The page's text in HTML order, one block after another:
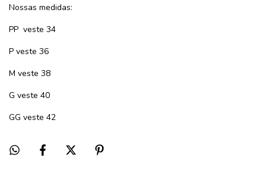
Nossas medidas:
PP veste 34
P veste 36
M veste 38
G veste 40
GG veste 42